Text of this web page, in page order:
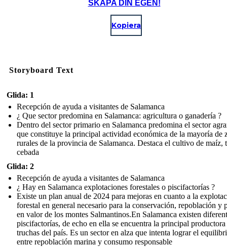
SKAPA DIN EGEN!
Kopiera
Storyboard Text
Glida: 1
Recepción de ayuda a visitantes de Salamanca
¿ Que sector predomina en Salamanca: agricultura o ganadería ?
Dentro del sector primario en Salamanca predomina el sector
que constituye la principal actividad económica de la mayoría de
rurales de la provincia de Salamanca. Destaca el cultivo de maíz,
cebada
Glida: 2
Recepción de ayuda a visitantes de Salamanca
¿ Hay en Salamanca explotaciones forestales o piscifactorías ?
Existe un plan anual de 2024 para mejoras en cuanto a la
forestal en general necesario para la conservación, repoblación y
en valor de los montes Salmantinos.En Salamanca existen
piscifactorías, de echo en ella se encuentra la principal productora
truchas del país. Es un sector en alza que intenta lograr el
entre repoblación marina y consumo responsable